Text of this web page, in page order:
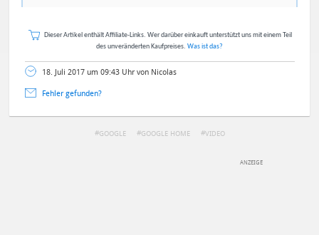
Dieser Artikel enthält Affiliate-Links. Wer darüber einkauft unterstützt uns mit einem Teil
des unveränderten Kaufpreises. Was ist das?
18. Juli 2017 um 09:43 Uhr von Nicolas
Fehler gefunden?
GOOGLE GOOGLE HOME VIDEO